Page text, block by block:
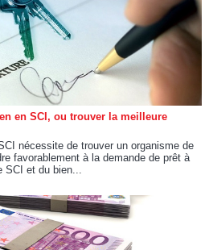
en SCI, ou trouver la meilleure
nécessite de trouver un organisme de
favorablement à la demande de prêt à
SCI et du bien...